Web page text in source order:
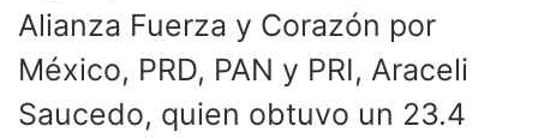
Alianza Fuerza y Corazón por
México, PRD, PAN y PRI, Araceli
Saucedo, quien obtuvo un 23.4